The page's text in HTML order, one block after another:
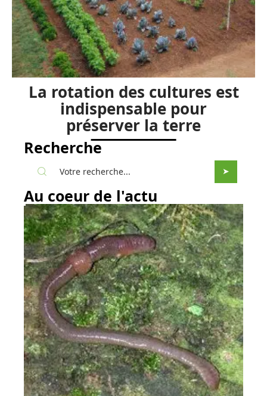
La rotation des cultures est
indispensable pour
préserver la terre
Recherche
Au coeur de l'actu